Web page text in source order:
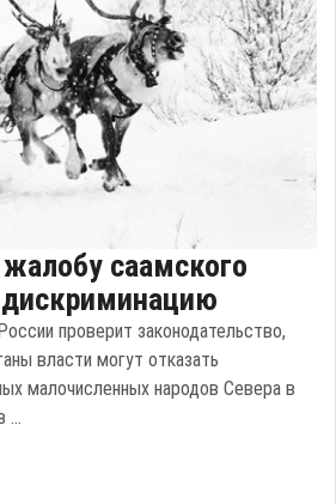
саамского
проверит законодательство,
власти могут отказать
малочисленных народов Севера в